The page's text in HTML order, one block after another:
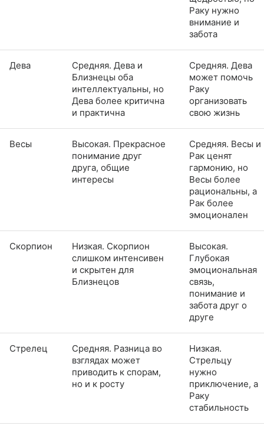
Раку нужно
внимание и
забота
Дева
Средняя. Дева и
Близнецы оба
интеллектуальны, но
Дева более критична
и практична
Средняя. Дева
может помочь
Раку
организовать
свою жизнь
Весы
Высокая. Прекрасное
понимание друг
друга, общие
интересы
Средняя. Весы и
Рак ценят
гармонию, но
Весы более
рациональны, а
Рак более
эмоционален
Скорпион
Низкая. Скорпион
слишком интенсивен
и скрытен для
Близнецов
Высокая.
Глубокая
эмоциональная
связь,
понимание и
забота друг о
друге
Стрелец
Средняя. Разница во
взглядах может
приводить к спорам,
но и к росту
Низкая.
Стрельцу
нужно
приключение, а
Раку
стабильность